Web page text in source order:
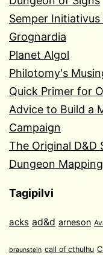
Semper Initiativus
Grognardia
Planet Algol
Philotomy's
Quick Primer for
Advice to Build a
Campaign
The Original D&D
Dungeon Mapping
Tagipilvi
acks ad&d arneson
braunstein call of cthulhu